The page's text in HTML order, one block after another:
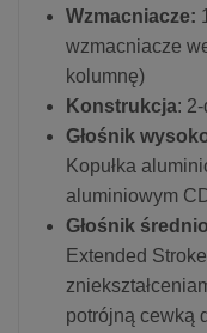
Wzmacniacze:
wzmacniacze
kolumnę)
Konstrukcja:
Głośnik
Kopułka
aluminiowym
Głośnik
Extended
potrójną cewką